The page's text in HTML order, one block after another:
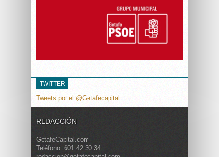
TWITTER
Tweets por el @Getafecapital.
REDACCIÓN
GetafeCapital.com
Teléfono: 601 42 30 34